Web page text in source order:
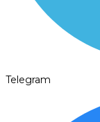
Telegram